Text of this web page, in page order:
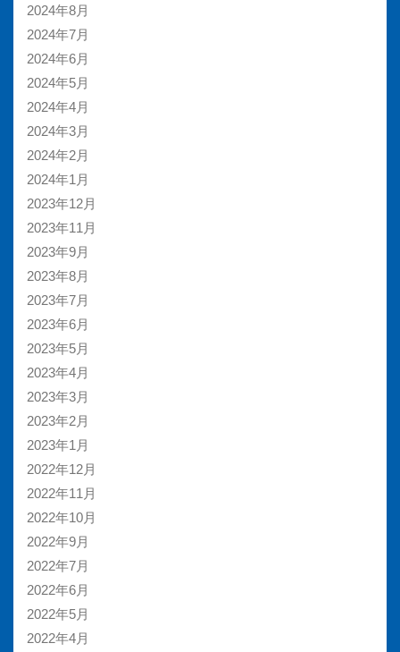
2024年8月
2024年7月
2024年6月
2024年5月
2024年4月
2024年3月
2024年2月
2024年1月
2023年12月
2023年11月
2023年9月
2023年8月
2023年7月
2023年6月
2023年5月
2023年4月
2023年3月
2023年2月
2023年1月
2022年12月
2022年11月
2022年10月
2022年9月
2022年7月
2022年6月
2022年5月
2022年4月